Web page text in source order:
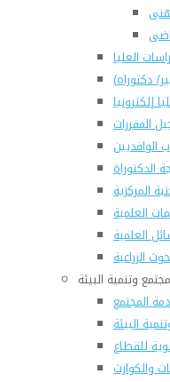
العليا
دكتوراه
إلكترونيا
المقررات
الدكتوراة
المركزية
العلمية
العلمية
الزراعية
وتنمية البيئة
المجتمع
البيئة
للقطاع
والكوارث